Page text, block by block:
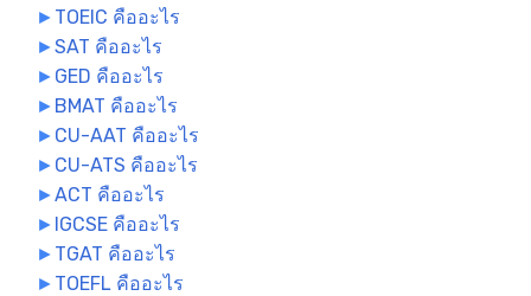
► TOEIC คืออะไร
►SAT คืออะไร
► GED คืออะไร
► BMAT คืออะไร
► CU-AAT คืออะไร
► CU-ATS คืออะไร
►ACT คืออะไร
► IGCSE คืออะไร
► TGAT คืออะไร
► TOEFL คืออะไร